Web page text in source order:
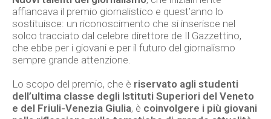
affiancava il premio giornalistico e quest’anno lo
sostituisce: un riconoscimento che si inserisce nel
solco tracciato dal celebre direttore de Il Gazzettino,
che ebbe per i giovani e per il futuro del giornalismo
sempre grande attenzione.
Lo scopo del premio, che è riservato agli studenti
dell’ultima classe degli Istituti Superiori del Veneto
e del Friuli-Venezia Giulia, è coinvolgere i più giovani